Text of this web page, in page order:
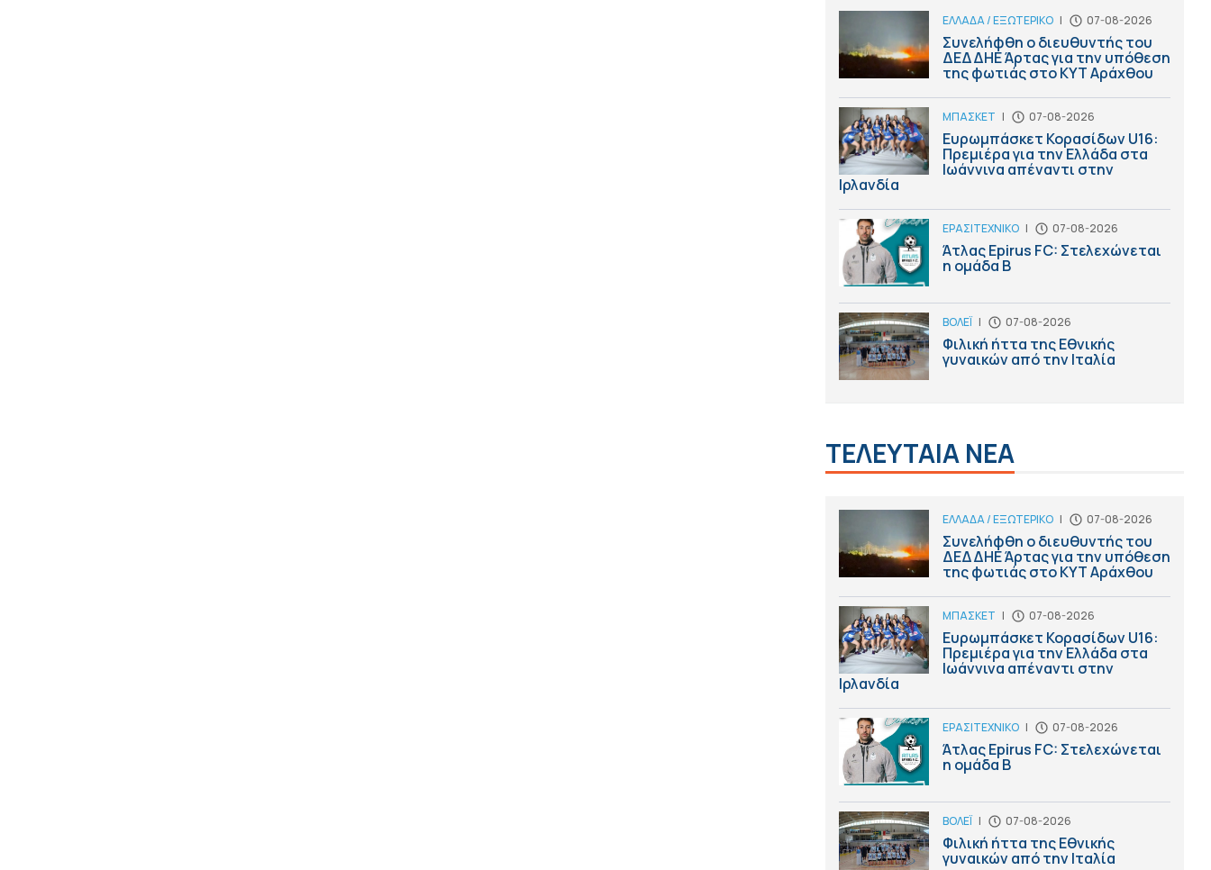
ΕΛΛΑΔΑ / ΕΞΩΤΕΡΙΚΟ | 07-08-2026
Συνελήφθη ο διευθυντής του
ΔΕΔΔΗΕ Άρτας για την υπόθεση
της φωτιάς στο ΚΥΤ Αράχθου
ΜΠΑΣΚΕΤ | 07-08-2026
Ευρωμπάσκετ Κορασίδων U16:
Πρεμιέρα για την Ελλάδα στα
Ιωάννινα απέναντι στην
Ιρλανδία
ΕΡΑΣΙΤΕΧΝΙΚΟ | 07-08-2026
Άτλας Epirus FC: Στελεχώνεται
η ομάδα B
ΒΟΛΕΪ | 07-08-2026
Φιλική ήττα της Εθνικής
γυναικών από την Ιταλία
ΤΕΛΕΥΤΑΙΑ ΝΕΑ
ΕΛΛΑΔΑ / ΕΞΩΤΕΡΙΚΟ | 07-08-2026
Συνελήφθη ο διευθυντής του
ΔΕΔΔΗΕ Άρτας για την υπόθεση
της φωτιάς στο ΚΥΤ Αράχθου
ΜΠΑΣΚΕΤ | 07-08-2026
Ευρωμπάσκετ Κορασίδων U16:
Πρεμιέρα για την Ελλάδα στα
Ιωάννινα απέναντι στην
Ιρλανδία
ΕΡΑΣΙΤΕΧΝΙΚΟ | 07-08-2026
Άτλας Epirus FC: Στελεχώνεται
η ομάδα B
ΒΟΛΕΪ | 07-08-2026
Φιλική ήττα της Εθνικής
γυναικών από την Ιταλία